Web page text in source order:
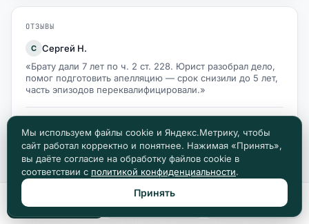
ОТЗЫВЫ
С Сергей Н.
«Брату дали 7 лет по ч. 2 ст. 228. Юрист разобрал дело,
помог подготовить апелляцию — срок снизили до 5 лет,
часть эпизодов переквалифицировали.»
«Мужу светило реальное по 264.1 УК РФ, автомобиль
хотели конфисковать. Юрист разъяснил нюансы, что
собственность на меня — суд конфискацию отменил.»
А Алексей К.
Мы используем файлы cookie и Яндекс.Метрику, чтобы
сайт работал корректно и понятнее. Нажимая «Принять»,
вы даёте согласие на обработку файлов cookie в
соответствии с политикой конфиденциальности.
Принять